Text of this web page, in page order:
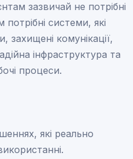
зазвичай не потрібні
потрібні системи, які
комунікації,
інфраструктура та
процеси.
які реально